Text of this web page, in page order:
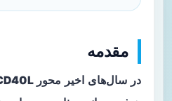
مقدمه
در سال‌های اخیر محور